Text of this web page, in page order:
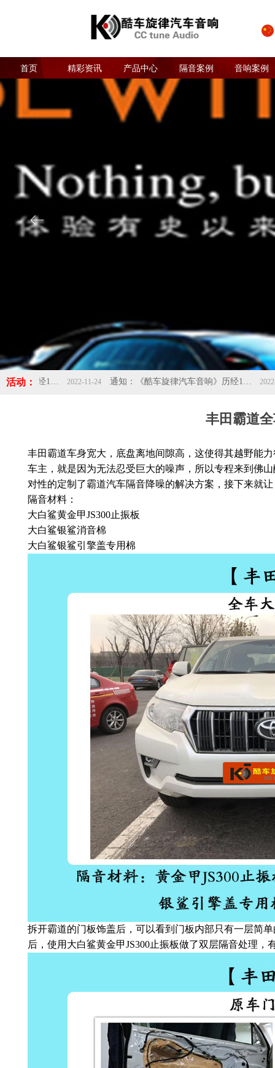
首页 精彩资讯 产品中心 隔音案例 音响案例
ꂃ
活动： 2022-11-24
通知：《酷车旋律汽车音响》历经10年的成长，现应发展需求搬迁新址：佛山市南海区桂城海八西路保润汽车城1号楼首层，欢迎新老客户光临新店！！！-酷车旋律 2022-11-
通知：《酷车旋律汽车音响》历经10年的成长，现应发展需求搬迁新址：佛山市南海区桂城海八西路保润汽车城1号楼首层，欢迎新老客户光临新店！！！-酷车旋律
丰田霸道
丰田霸道车身宽大，底盘离地间隙高，这使得其越野能
车主，就是因为无法忍受巨大的噪声，所以专程来到佛
对性的定制了霸道汽车隔音降噪的解决方案，接下来就
隔音材料：
大白鲨黄金甲JS300止振板
大白鲨银鲨消音棉
大白鲨银鲨引擎盖专用棉
拆开霸道的门板饰盖后，可以看到门板内部只有一层简
后，使用大白鲨黄金甲JS300止振板做了双层隔音处理